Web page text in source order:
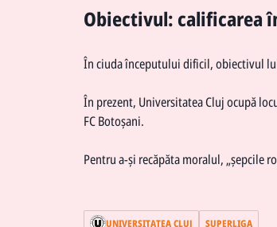
Obiectivul: calificarea
În ciuda începutului dificil, obiectivul
În prezent, Universitatea Cluj ocupă
FC Botoșani.
Pentru a-și recăpăta moralul, „șepcile
UNIVERSITATEA CLUJ SUPERLIGA